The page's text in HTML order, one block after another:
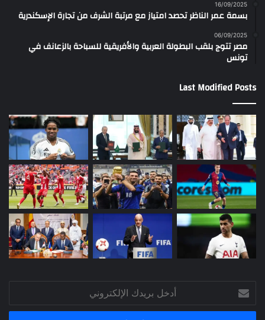
16/09/2025
بسمة عمر الناظر تحصد امتياز مع مرتبة الشرف من تجارة الإسكندرية
06/09/2025
مصر تتوج بلقب البطولة العربية والأفريقية للسباحة بالزعانف في
تونس
Last Modified Posts
بريدك
الإلكتروني